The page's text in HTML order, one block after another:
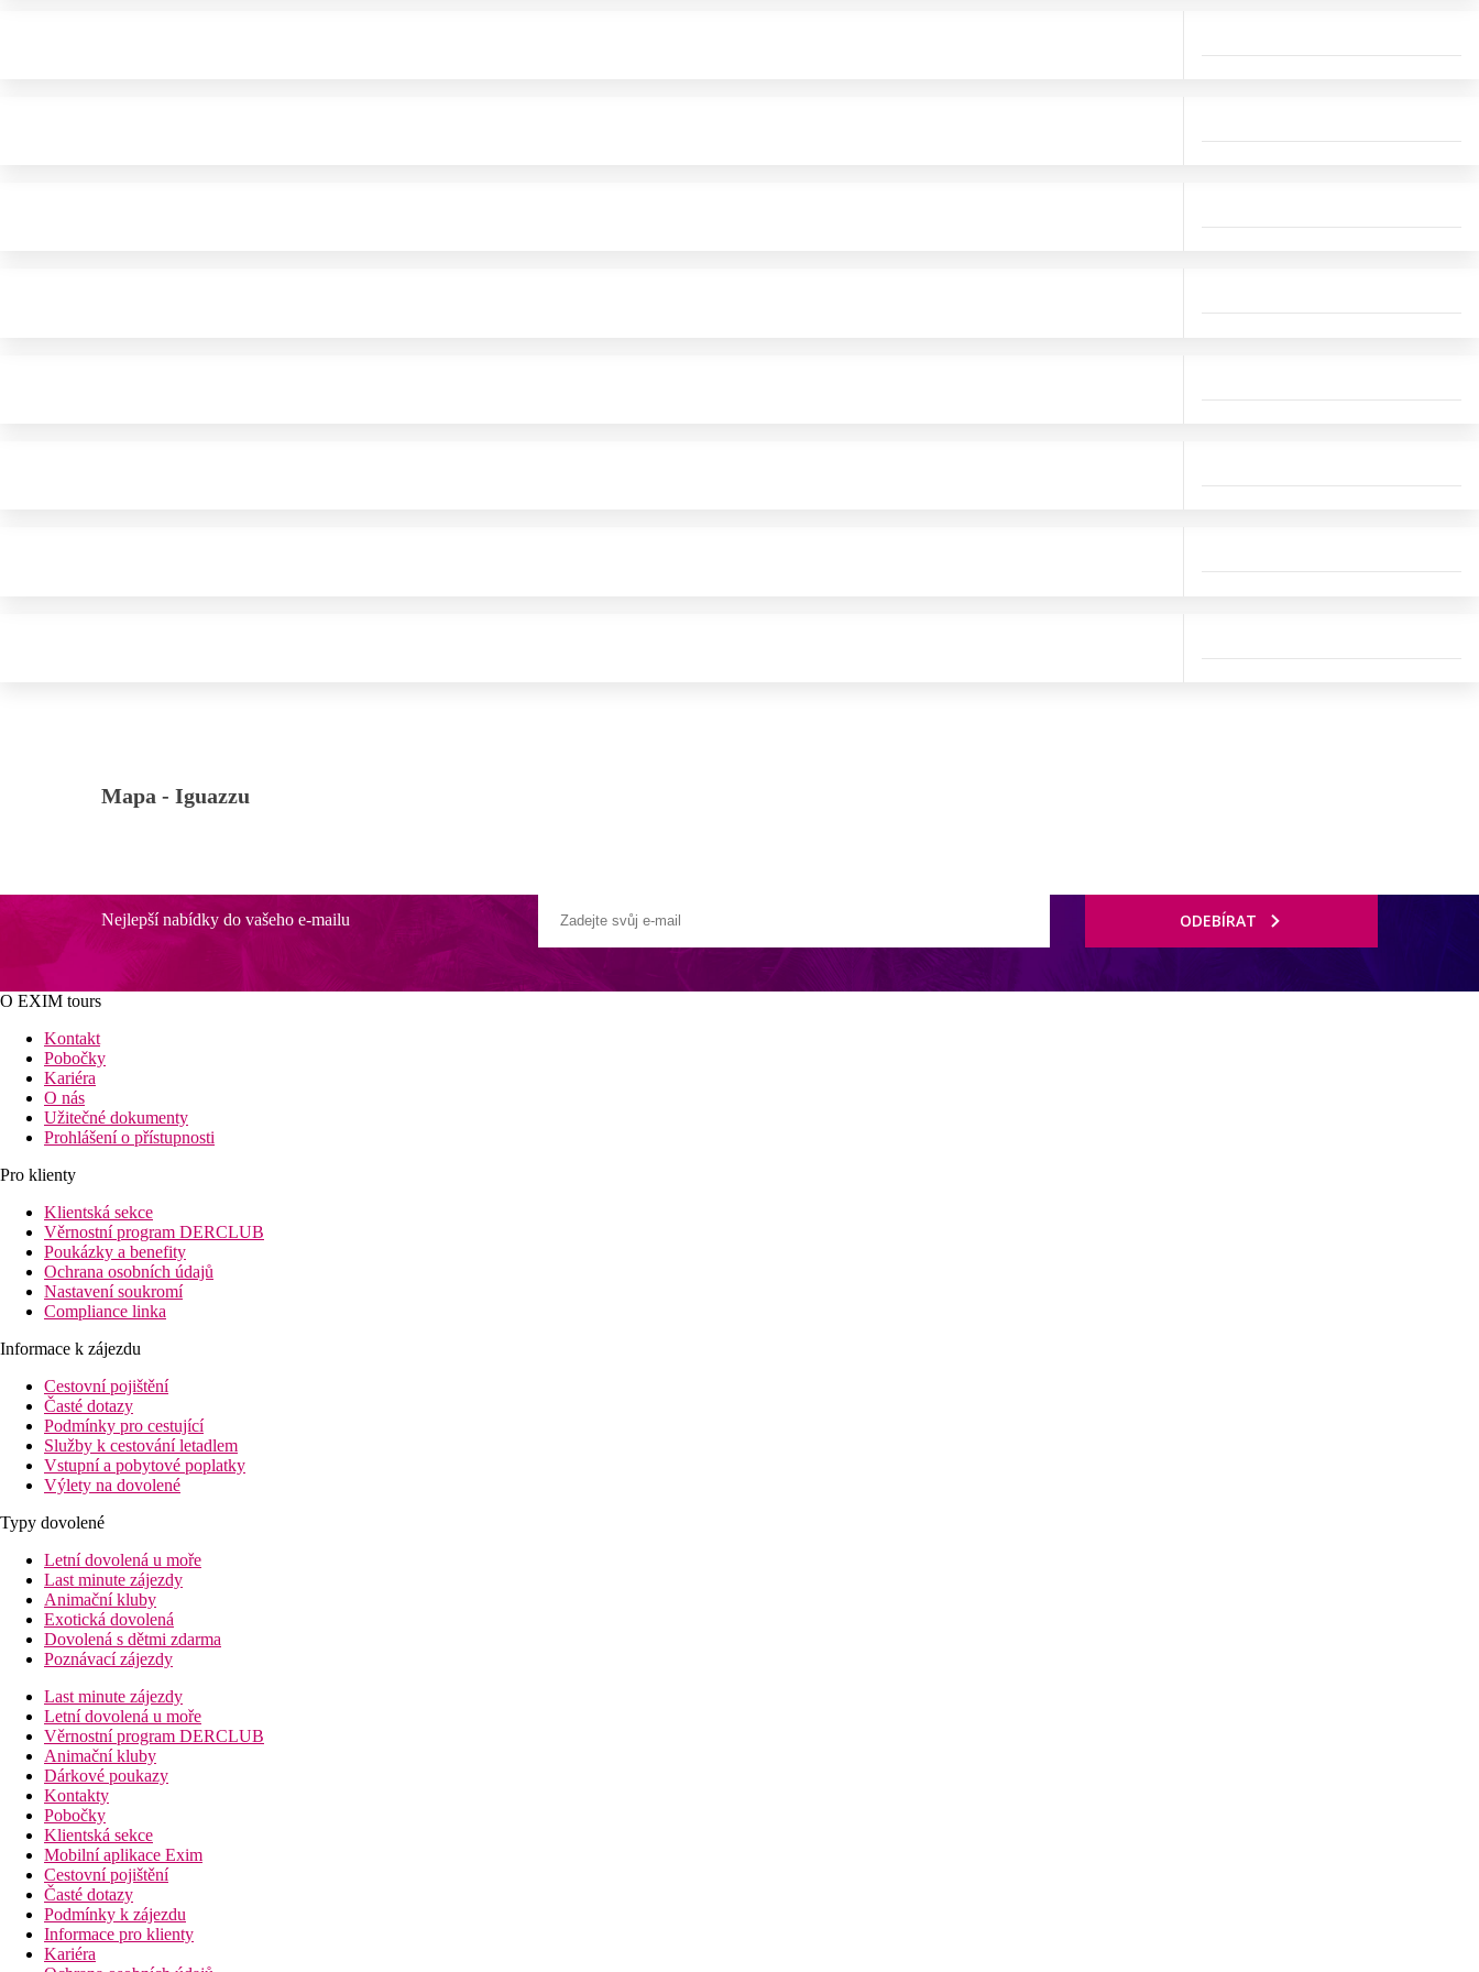
Mapa - Iguazzu
Nejlepší nabídky do vašeho e-mailu ODEBÍRAT
O EXIM tours
Kontakt
Pobočky
Kariéra
O nás
Užitečné dokumenty
Prohlášení o přístupnosti
Pro klienty
Klientská sekce
Věrnostní program DERCLUB
Poukázky a benefity
Ochrana osobních údajů
Nastavení soukromí
Compliance linka
Informace k zájezdu
Cestovní pojištění
Časté dotazy
Podmínky pro cestující
Služby k cestování letadlem
Vstupní a pobytové poplatky
Výlety na dovolené
Typy dovolené
Letní dovolená u moře
Last minute zájezdy
Animační kluby
Exotická dovolená
Dovolená s dětmi zdarma
Poznávací zájezdy
Last minute zájezdy
Letní dovolená u moře
Věrnostní program DERCLUB
Animační kluby
Dárkové poukazy
Kontakty
Pobočky
Klientská sekce
Mobilní aplikace Exim
Cestovní pojištění
Časté dotazy
Podmínky k zájezdu
Informace pro klienty
Kariéra